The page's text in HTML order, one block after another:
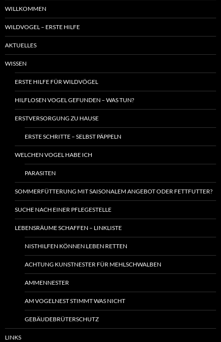
WILLKOMMEN
WILDVOGEL – ERSTE HILFE
AKTUELLES
WISSEN
ERSTE HILFE FÜR WILDVÖGEL
HILFLOSEN VOGEL GEFUNDEN – WAS TUN?
ERSTVERSORGUNG ZU HAUSE
ERSTE SCHRITTE – SELBST PÄPPELN
WELCHEN VOGEL HABE ICH
PARASITEN
SOMMERFÜTTERUNG MIT SAISONALEM ANGEBOT ODER FETTFUTTER?
SUCHE NACH EINER PFLEGESTELLE
LEBENSRÄUME SCHAFFEN – LINKLISTE
NISTHILFEN KÖNNEN LEBEN RETTEN
ACHTUNG KUNSTNESTER FÜR MEHLSCHWALBEN
AMMENNESTER
AM VOGELNEST STIMMT WAS NICHT
GEBÄUDEBRÜTERSCHUTZ
LINKS